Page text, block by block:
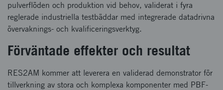
pulverflöden och produktion vid behov, validerat i fyra
reglerade industriella testbäddar med integrerade datadrivna
övervaknings- och kvalificeringsverktyg.
Förväntade effekter och resultat
RES2AM kommer att leverera en validerad demonstrator för
tillverkning av stora och komplexa komponenter med PBF-